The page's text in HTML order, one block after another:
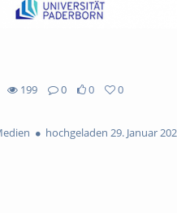
199
0
0
0
hochgeladen 29. Januar